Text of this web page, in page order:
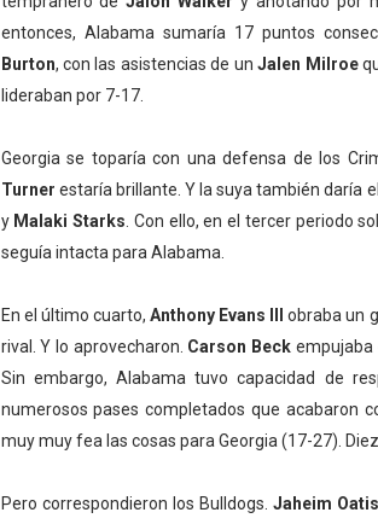
entonces, Alabama sumaría 17 puntos
Burton, con las asistencias de unJalen Milroe
lideraban por 7-17.
Georgia se toparía con una defensa de los
Turner estaría brillante. Y la suya también daría
y Malaki Starks . Con ello, en el tercer periodo
seguía intacta para Alabama.
En el último cuarto, Anthony Evans III
obraba un
rival. Y lo aprovecharon. Carson Beck empujaba
Sin embargo, Alabama tuvo capacidad de
numerosos pases completados que acabaron
muy muy fea las cosas para Georgia (17-27).
Pero correspondieron los Bulldogs. Jaheim Oatis